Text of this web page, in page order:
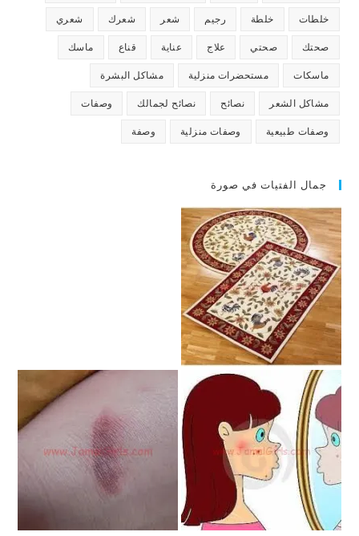
خلطات خلطة رجيم شعر شعرك شعري
صحتك صحتي علاج عناية قناع ماسك
ماسكات مستحضرات منزلية مشاكل البشرة
مشاكل الشعر نصائح نصائح لجمالك وصفات
وصفات طبيعية وصفات منزلية وصفة
جمال الفتيات في صورة